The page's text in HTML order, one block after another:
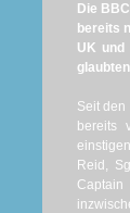
Die
bereits
UK und
Seit
bereits
Reid,